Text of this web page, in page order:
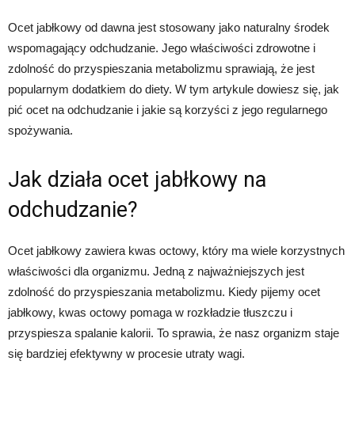
Ocet jabłkowy od dawna jest stosowany jako naturalny środek
wspomagający odchudzanie. Jego właściwości zdrowotne i
zdolność do przyspieszania metabolizmu sprawiają, że jest
popularnym dodatkiem do diety. W tym artykule dowiesz się, jak
pić ocet na odchudzanie i jakie są korzyści z jego regularnego
spożywania.
Jak działa ocet jabłkowy na
odchudzanie?
Ocet jabłkowy zawiera kwas octowy, który ma wiele korzystnych
właściwości dla organizmu. Jedną z najważniejszych jest
zdolność do przyspieszania metabolizmu. Kiedy pijemy ocet
jabłkowy, kwas octowy pomaga w rozkładzie tłuszczu i
przyspiesza spalanie kalorii. To sprawia, że nasz organizm staje
się bardziej efektywny w procesie utraty wagi.